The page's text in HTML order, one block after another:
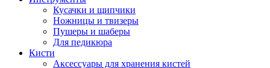
Кусачки и щипчики
Ножницы и твизеры
Пушеры и шаберы
Для педикюра
Кисти
Аксессуары для хранения кистей